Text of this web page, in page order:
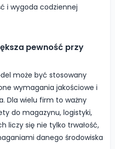
i wygoda codziennej
pewność przy
może być stosowany
wymagania jakościowe i
Dla wielu firm to ważny
do magazynu, logistyki,
liczy się nie tylko trwałość,
danego środowiska